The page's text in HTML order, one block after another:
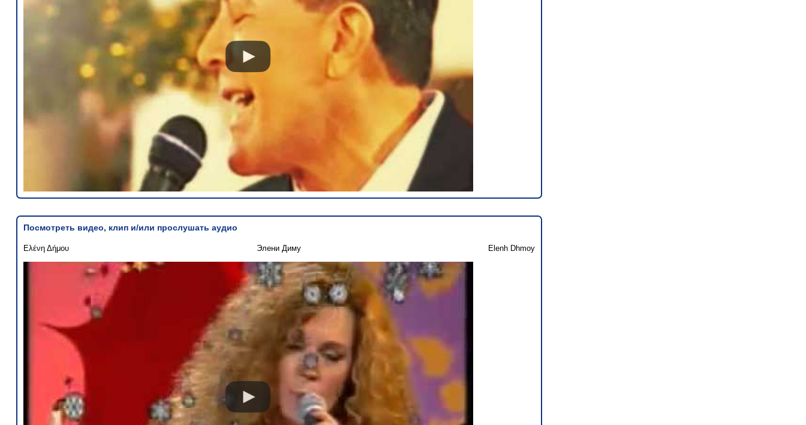
Посмотреть видео, клип и/или прослушать аудио
Ελένη Δήμου Элени Диму Elenh Dhmoy